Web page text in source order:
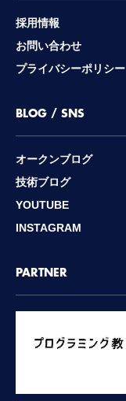
採用情報
お問い合わせ
プライバシーポリシー
BLOG / SNS
オークンブログ
技術ブログ
YOUTUBE
INSTAGRAM
PARTNER